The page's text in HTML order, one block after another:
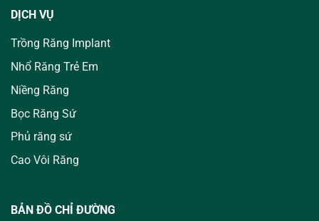
DỊCH VỤ
Trồng Răng Implant
Nhổ Răng Trẻ Em
Niềng Răng
Bọc Răng Sứ
Phủ răng sứ
Cao Vôi Răng
BẢN ĐỒ CHỈ ĐƯỜNG